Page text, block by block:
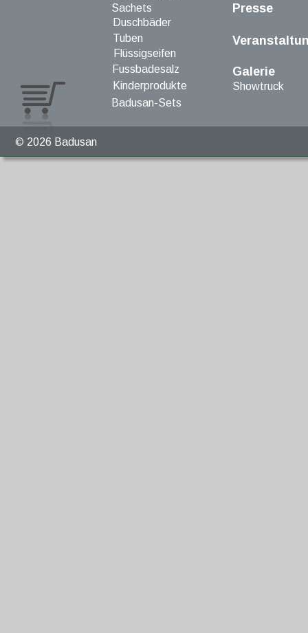
Presse
Galerie
Duschbäder
Flüssigseifen
Fussbadesalz
Kinderprodukte
Badusan-Sets
© 2026 Badusan
Showtruck
Sachets
Tuben